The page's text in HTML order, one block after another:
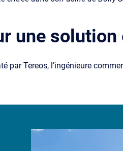
une solution
par Tereos, l’ingénieure